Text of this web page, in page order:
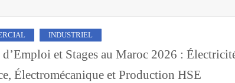
INDUSTRIEL
d’Emploi et Stages au Maroc 2026 :
Électromécanique et Production HSE